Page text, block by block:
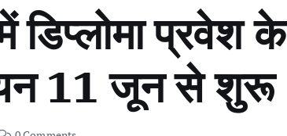
प्रवेश के
11 जून से शुरू